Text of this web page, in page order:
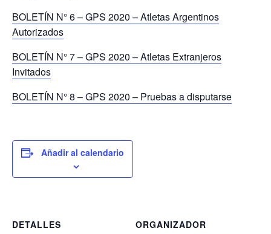
BOLETÍN N° 6 – GPS 2020 – Atletas Argentinos
Autorizados
BOLETÍN N° 7 – GPS 2020 – Atletas Extranjeros
Invitados
BOLETÍN N° 8 – GPS 2020 – Pruebas a disputarse
Añadir al calendario
DETALLES
ORGANIZADOR